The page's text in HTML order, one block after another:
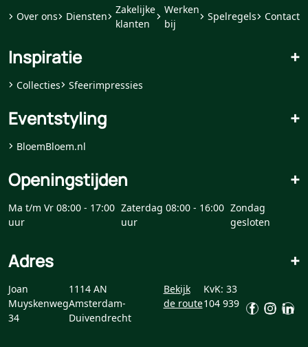
Over ons Diensten
Zakelijke
klanten
Werken
bij
Spelregels Contact
Inspiratie +
Collecties Sfeerimpressies
Eventstyling +
BloemBloem.nl
Openingstijden +
Ma t/m Vr 08:00 - 17:00
uur
Zaterdag 08:00 - 16:00
uur
Zondag
gesloten
Adres +
Joan
Muyskenweg
34
1114 AN
Amsterdam-
Duivendrecht
Bekijk
de route
KvK: 33
104 939